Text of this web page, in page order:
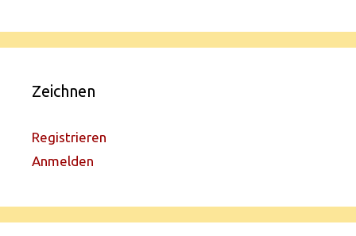
Zeichnen
Registrieren
Anmelden